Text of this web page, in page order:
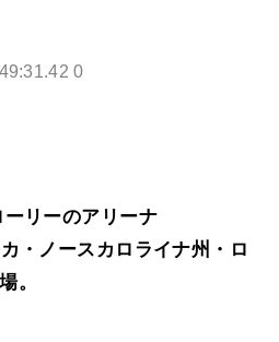
0
リーのアリーナ
・ノースカロライナ州・ロ
。